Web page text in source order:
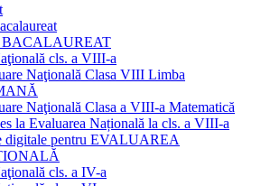
cls. a VIII-a
Naţională Clasa VIII Limba
Naţională Clasa a VIII-a Matematică
la Evaluarea Națională la cls. a VIII-a
digitale pentru EVALUAREA
cls. a IV-a